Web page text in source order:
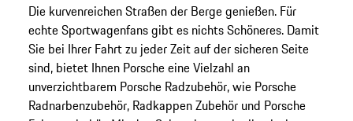
Die kurvenreichen Straßen der Berge genießen. Für
echte Sportwagenfans gibt es nichts Schöneres. Damit
Sie bei Ihrer Fahrt zu jeder Zeit auf der sicheren Seite
sind, bietet Ihnen Porsche eine Vielzahl an
unverzichtbarem Porsche Radzubehör, wie Porsche
Radnarbenzubehör, Radkappen Zubehör und Porsche